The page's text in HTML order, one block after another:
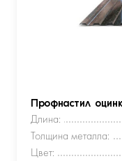
Профнастил
Длина:
Толщина металла:
Цвет: